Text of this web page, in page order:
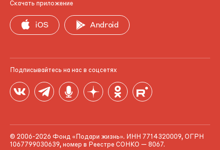
Скачать приложение
iOS Android
Подписывайтесь на нас в соцсетях
© 2006-2026 Фонд «Подари жизнь». ИНН 7714320009, ОГРН
1067799030639, номер в Реестре СОНКО — 8067.